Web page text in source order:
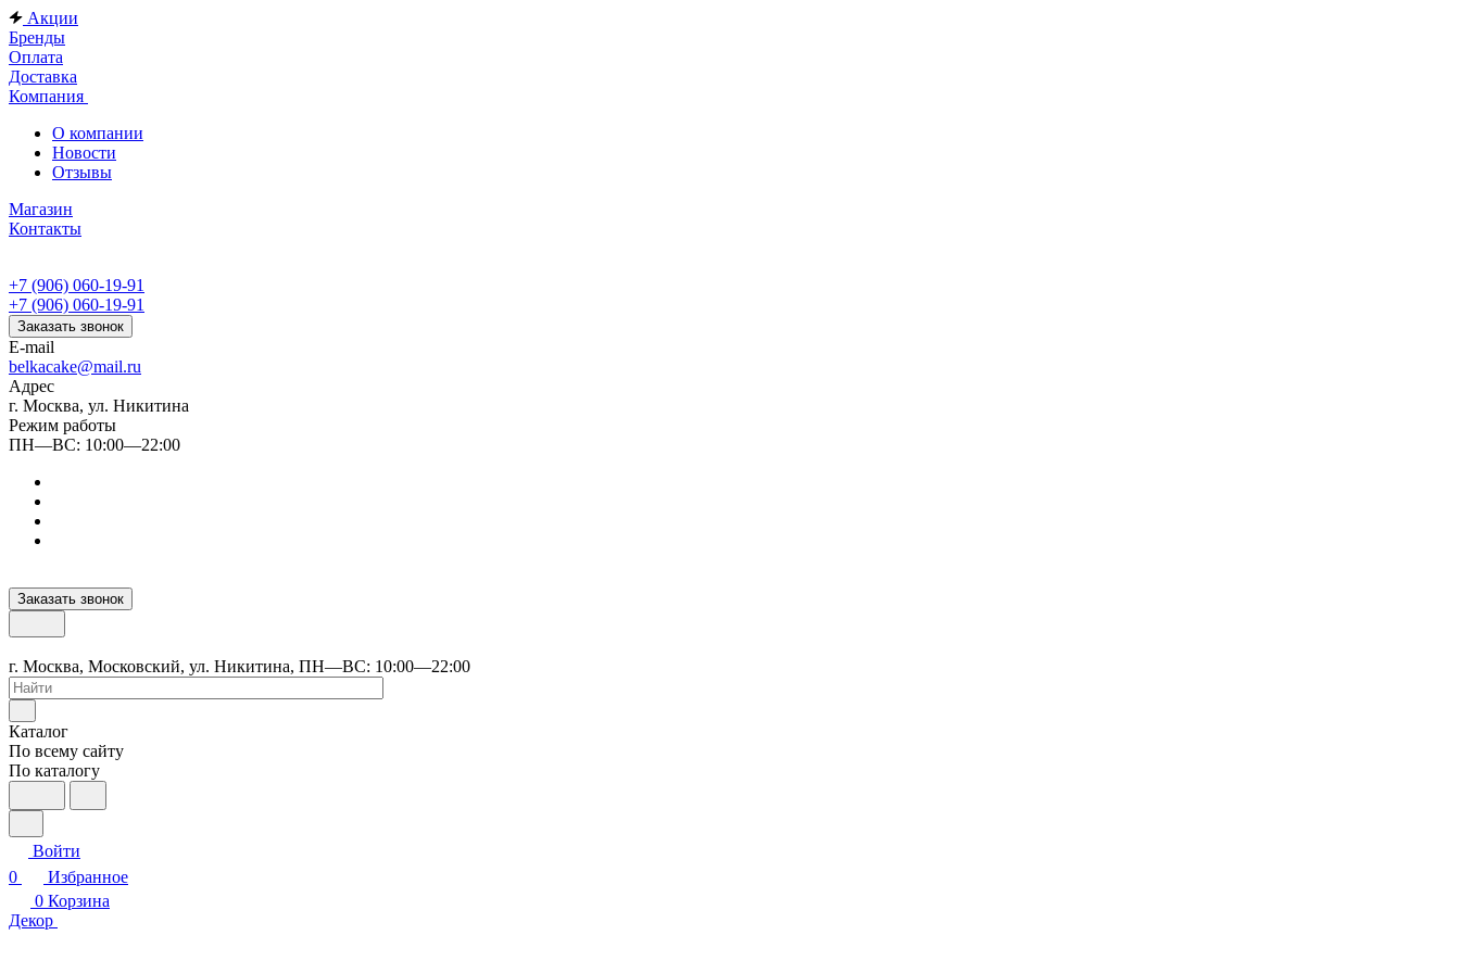
Акции
Бренды
Оплата
Доставка
Компания
О компании
Новости
Отзывы
Магазин
Контакты
+7 (906) 060-19-91
+7 (906) 060-19-91
Заказать звонок
E-mail
belkacake@mail.ru
Адрес
г. Москва, ул. Никитина
Режим работы
ПН—ВС: 10:00—22:00
Заказать звонок
г. Москва, Московский, ул. Никитина, ПН—ВС: 10:00—22:00
Каталог
По всему сайту
По каталогу
Войти
0
Избранное
0 Корзина
Декор